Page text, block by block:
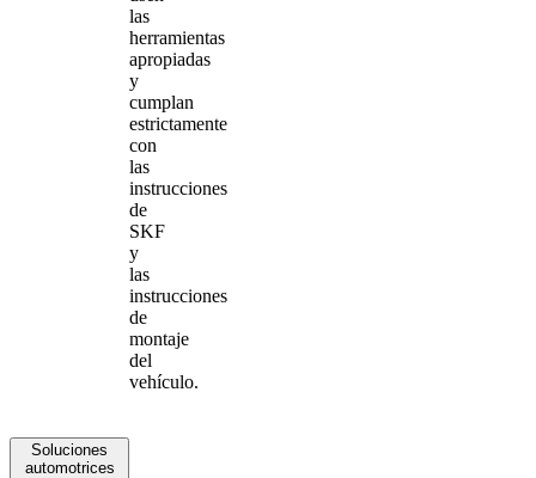
las
herramientas
apropiadas
y
cumplan
estrictamente
con
las
instrucciones
de
SKF
y
las
instrucciones
de
montaje
del
vehículo.
Soluciones
automotrices